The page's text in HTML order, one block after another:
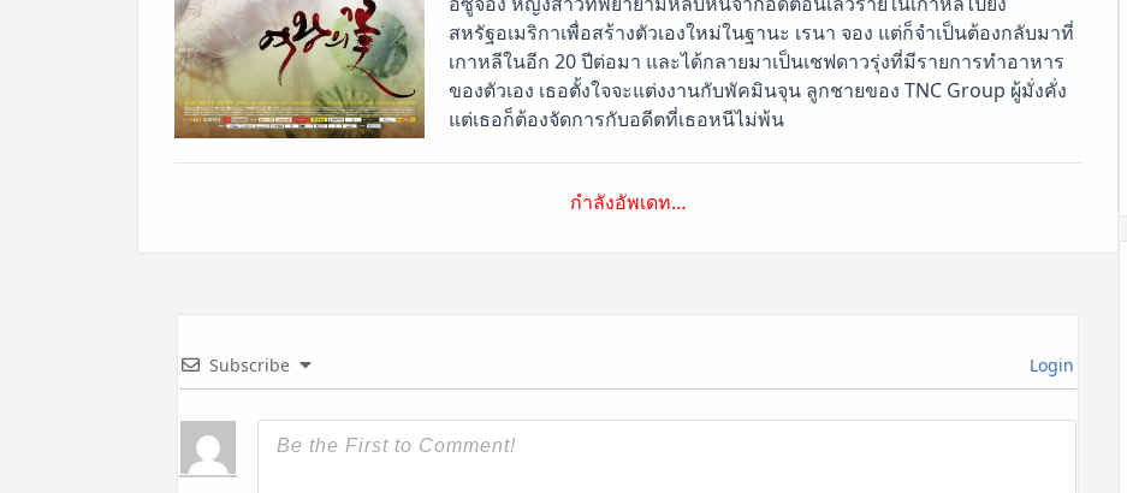
สหรัฐอเมริกาเพื่อสร้างตัวเองใหม่ในฐานะ เรนา จอง แต่ก็จำเป็นต้องกลับมาที่
เกาหลีในอีก 20 ปีต่อมา และได้กลายมาเป็นเชฟดาวรุ่งที่มีรายการทำอาหาร
ของตัวเอง เธอตั้งใจจะแต่งงานกับพัคมินจุน ลูกชายของ TNC Group ผู้มั่งคั่ง
แต่เธอก็ต้องจัดการกับอดีตที่เธอหนีไม่พ้น
กำลังอัพเดท…
Subscribe Login